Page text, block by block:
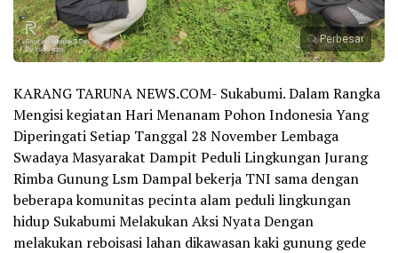
Perbesar
KARANG TARUNA NEWS.COM- Sukabumi. Dalam Rangka
Mengisi kegiatan Hari Menanam Pohon Indonesia Yang
Diperingati Setiap Tanggal 28 November Lembaga
Swadaya Masyarakat Dampit Peduli Lingkungan Jurang
Rimba Gunung Lsm Dampal bekerja TNI sama dengan
beberapa komunitas pecinta alam peduli lingkungan
hidup Sukabumi Melakukan Aksi Nyata Dengan
melakukan reboisasi lahan dikawasan kaki gunung gede